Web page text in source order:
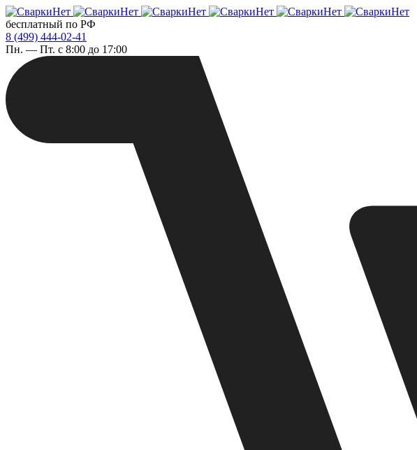
бесплатный по РФ
8 (499) 444-02-41
Пн. — Пт. с 8:00 до 17:00